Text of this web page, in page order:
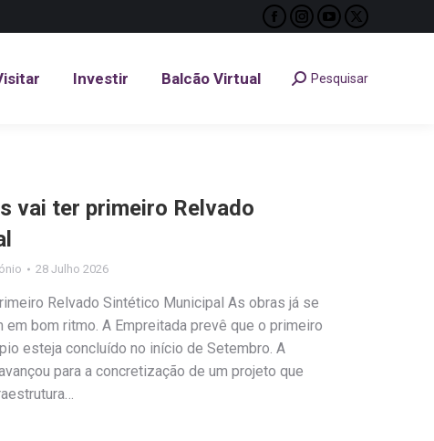
Facebook
opens
Instagram
opens
YouTube
opens
X
opens
Investir Balcão Virtual Search:Pesquisar
vai ter primeiro Relvado
28 Julho 2026
Relvado Sintético Municipal As obras já se
em bom ritmo. A Empreitada prevê que o primeiro
esteja concluído no início de Setembro. A
para a concretização de um projeto que
Investir Balcão Virtual Search:
Pesquisar